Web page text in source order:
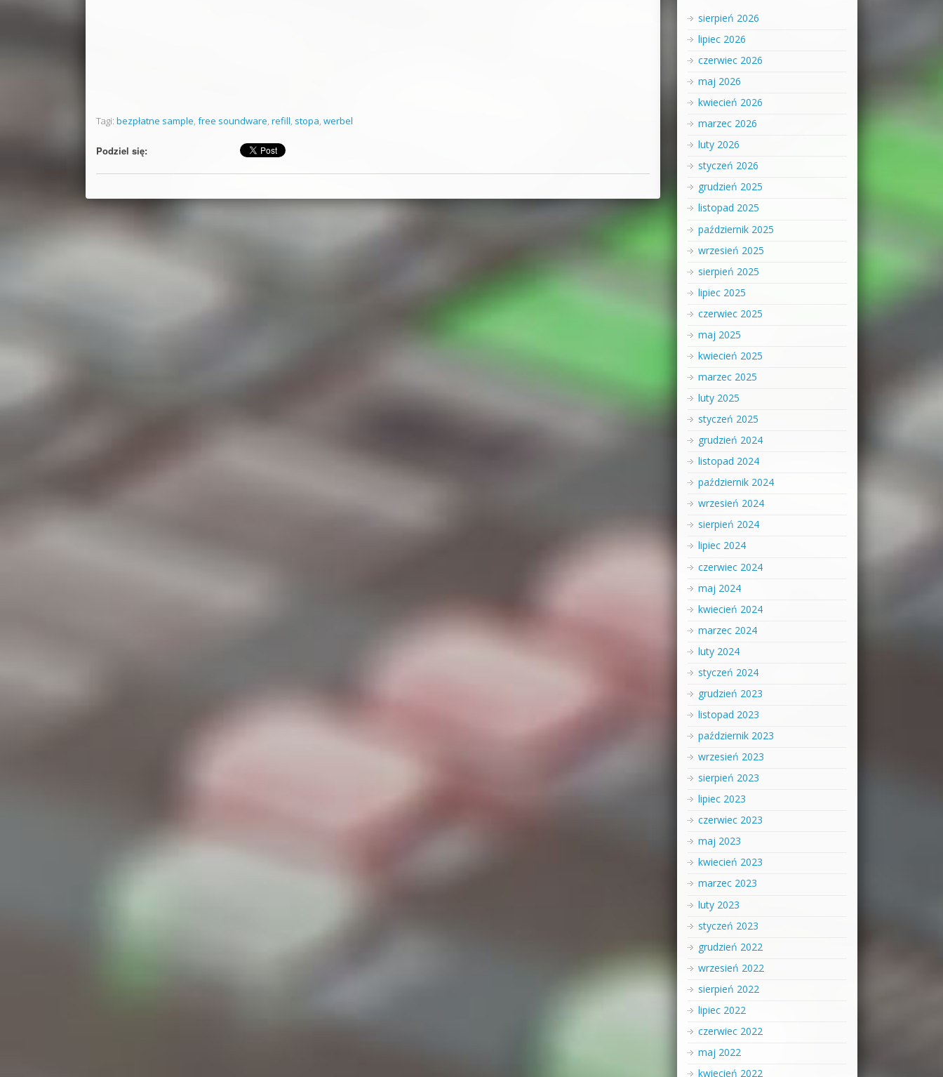
Tagi: bezpłatne sample, free soundware, refill, stopa, werbel
Podziel się:
sierpień 2026
lipiec 2026
czerwiec 2026
maj 2026
kwiecień 2026
marzec 2026
luty 2026
styczeń 2026
grudzień 2025
listopad 2025
październik 2025
wrzesień 2025
sierpień 2025
lipiec 2025
czerwiec 2025
maj 2025
kwiecień 2025
marzec 2025
luty 2025
styczeń 2025
grudzień 2024
listopad 2024
październik 2024
wrzesień 2024
sierpień 2024
lipiec 2024
czerwiec 2024
maj 2024
kwiecień 2024
marzec 2024
luty 2024
styczeń 2024
grudzień 2023
listopad 2023
październik 2023
wrzesień 2023
sierpień 2023
lipiec 2023
czerwiec 2023
maj 2023
kwiecień 2023
marzec 2023
luty 2023
styczeń 2023
grudzień 2022
wrzesień 2022
sierpień 2022
lipiec 2022
czerwiec 2022
maj 2022
kwiecień 2022